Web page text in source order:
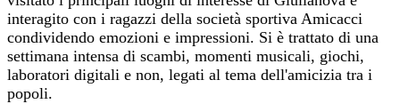
interagito con i ragazzi della società sportiva Amicacci
condividendo emozioni e impressioni. Si è trattato di una
settimana intensa di scambi, momenti musicali, giochi,
laboratori digitali e non, legati al tema dell'amicizia tra i
popoli.